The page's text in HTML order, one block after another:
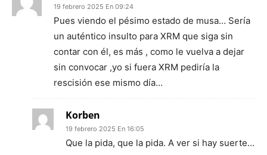
19 febrero 2025 En 09:24
Pues viendo el pésimo estado de musa… Sería
un auténtico insulto para XRM que siga sin
contar con él, es más , como le vuelva a dejar
sin convocar ,yo si fuera XRM pediría la
rescisión ese mismo día…
Korben
19 febrero 2025 En 16:05
Que la pida, que la pida. A ver si hay suerte…